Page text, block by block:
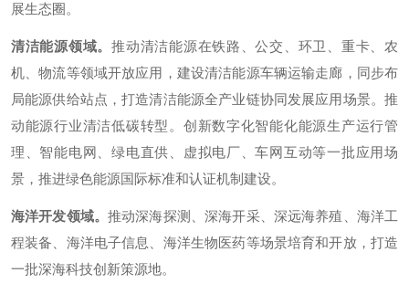
展生态圈。
清洁能源领域。推动清洁能源在铁路、公交、环卫、重卡、农
机、物流等领域开放应用，建设清洁能源车辆运输走廊，同步布
局能源供给站点，打造清洁能源全产业链协同发展应用场景。推
动能源行业清洁低碳转型。创新数字化智能化能源生产运行管
理、智能电网、绿电直供、虚拟电厂、车网互动等一批应用场
景，推进绿色能源国际标准和认证机制建设。
海洋开发领域。推动深海探测、深海开采、深远海养殖、海洋工
程装备、海洋电子信息、海洋生物医药等场景培育和开放，打造
一批深海科技创新策源地。